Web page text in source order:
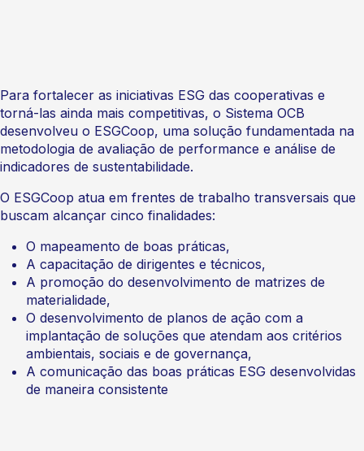
Para fortalecer as iniciativas ESG das cooperativas e
torná-las ainda mais competitivas, o Sistema OCB
desenvolveu o ESGCoop, uma solução fundamentada na
metodologia de avaliação de performance e análise de
indicadores de sustentabilidade.
O ESGCoop atua em frentes de trabalho transversais que
buscam alcançar cinco finalidades:
O mapeamento de boas práticas,
A capacitação de dirigentes e técnicos,
A promoção do desenvolvimento de matrizes de
materialidade,
O desenvolvimento de planos de ação com a
implantação de soluções que atendam aos critérios
ambientais, sociais e de governança,
A comunicação das boas práticas ESG desenvolvidas
de maneira consistente